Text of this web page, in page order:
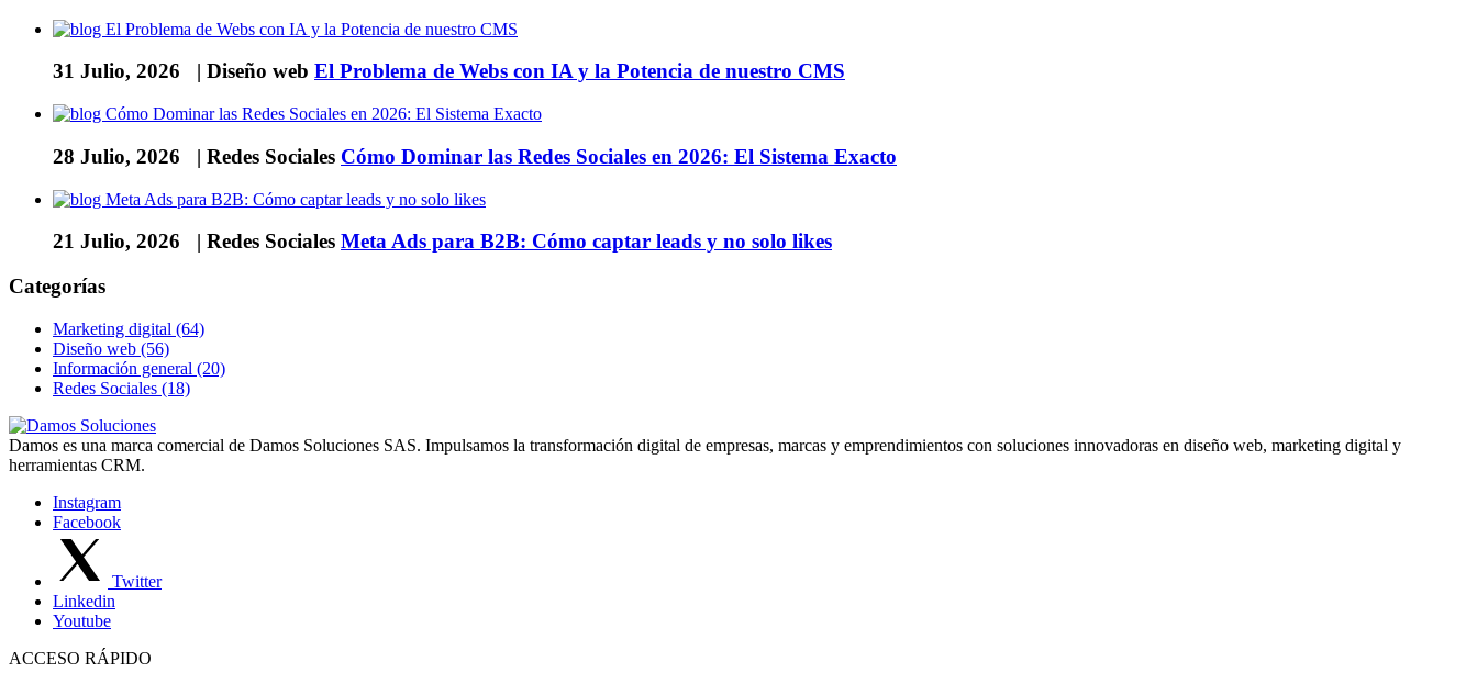
31 Julio, 2026 | Diseño web El Problema de Webs con IA y la Potencia de nuestro CMS
28 Julio, 2026 | Redes Sociales Cómo Dominar las Redes Sociales en 2026: El Sistema Exacto
21 Julio, 2026 | Redes Sociales Meta Ads para B2B: Cómo captar leads y no solo likes
Categorías
Marketing digital (64)
Diseño web (56)
Información general (20)
Redes Sociales (18)
Damos es una marca comercial de Damos Soluciones SAS. Impulsamos la transformación digital de empresas, marcas y emprendimientos con soluciones innovadoras en diseño web, marketing digital y
herramientas CRM.
Instagram
Facebook
Twitter
Linkedin
Youtube
ACCESO RÁPIDO